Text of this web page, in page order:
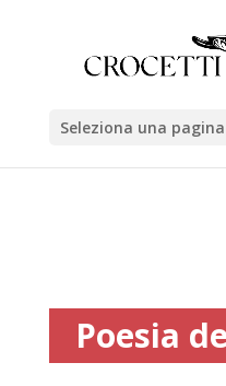
Seleziona una pagina
Poesia